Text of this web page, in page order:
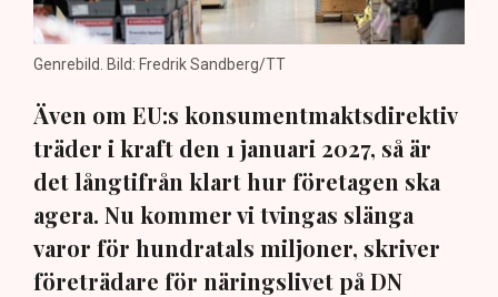
Genrebild. Bild: Fredrik Sandberg/TT
Även om EU:s konsumentmaktsdirektiv
träder i kraft den 1 januari 2027, så är
det långtifrån klart hur företagen ska
agera. Nu kommer vi tvingas slänga
varor för hundratals miljoner, skriver
företrädare för näringslivet på DN